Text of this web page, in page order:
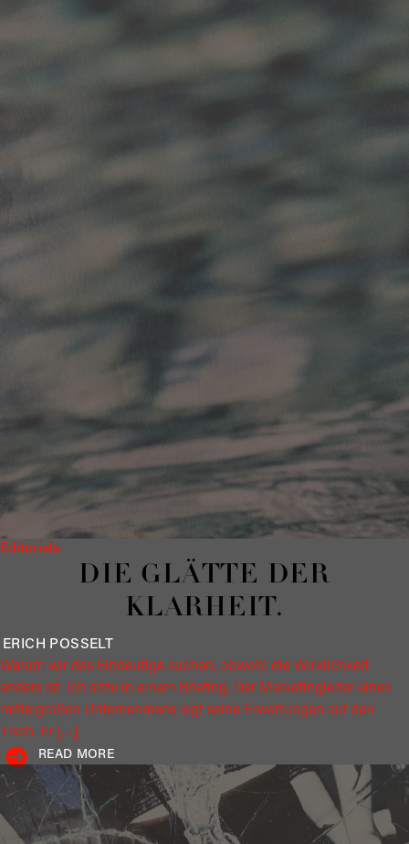
Editorials
DIE GLÄTTE DER
KLARHEIT.
ERICH POSSELT
Warum wir das Eindeutige suchen, obwohl die Wirklichkeit
anders ist. Ich sitze in einem Briefing. Der Marketingleiter eines
mittelgroßen Unternehmens legt seine Erwartungen auf den
Tisch. Er […]
READ MORE